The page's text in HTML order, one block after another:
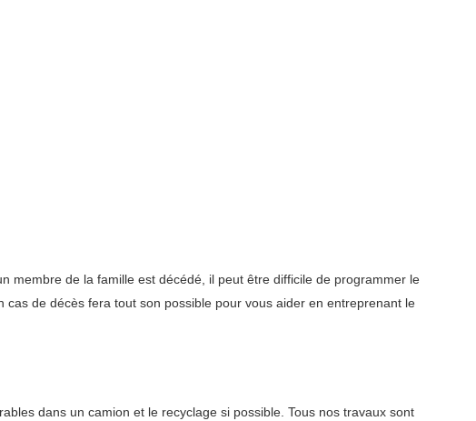
membre de la famille est décédé, il peut être difficile de programmer le
de décès fera tout son possible pour vous aider en entreprenant le
dans un camion et le recyclage si possible. Tous nos travaux sont